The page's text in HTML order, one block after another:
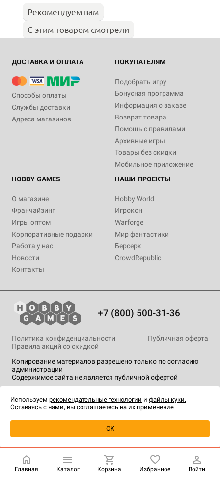
Уведомить о наличии
Рекомендуем вам
С этим товаром смотрели
ДОСТАВКА И ОПЛАТА
Способы оплаты
Службы доставки
Адреса магазинов
ПОКУПАТЕЛЯМ
Подобрать игру
Бонусная программа
Информация о заказе
Возврат товара
Помощь с правилами
Архивные игры
Товары без скидки
Мобильное приложение
HOBBY GAMES
О магазине
Франчайзинг
Игры оптом
Корпоративные подарки
Работа у нас
Новости
Контакты
НАШИ ПРОЕКТЫ
Hobby World
Игрокон
Warforge
Мир фантастики
Берсерк
CrowdRepublic
+7 (800) 500-31-36
Копирование материалов разрешено только по согласию
администрации
Содержимое сайта не является публичной офертой
Политика конфиденциальности
Публичная оферта
Правила акций со скидкой
технологии.
Главная Каталог Корзина Избранное Войти
Используем рекомендательные технологии и файлы куки.
Оставаясь с нами, вы соглашаетесь на их применение
OK